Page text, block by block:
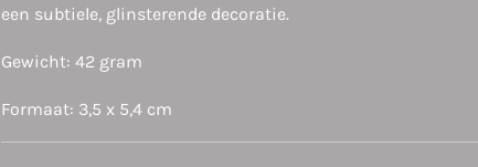
een subtiele, glinsterende decoratie.
Gewicht: 42 gram
Formaat: 3,5 x 5,4 cm